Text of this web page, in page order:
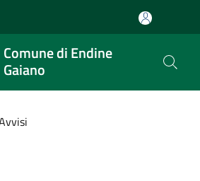
Comune di Endine
Gaiano